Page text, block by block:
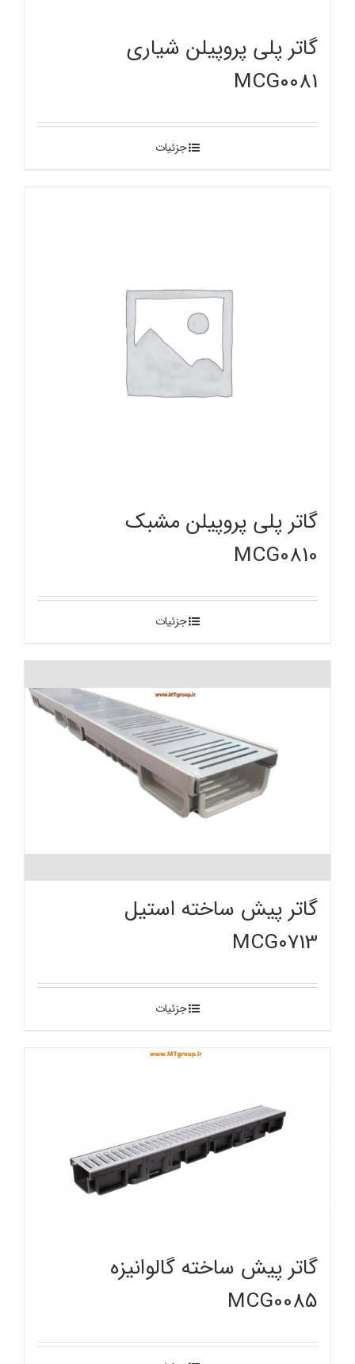
گاتر پلی پروپیلن شیاری
MCG0081
جزئیات
گاتر پلی پروپیلن مشبک
MCG0810
جزئیات
گاتر پیش ساخته استیل
MCG0713
جزئیات
گاتر پیش ساخته گالوانیزه
MCG0085